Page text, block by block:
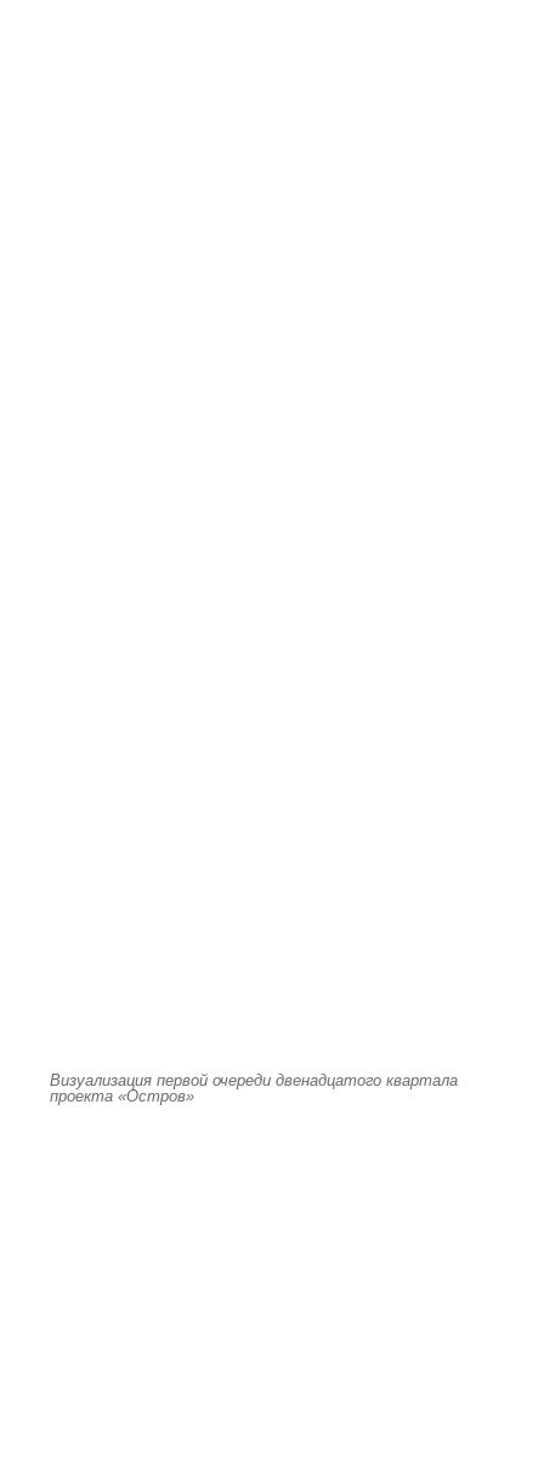
Визуализация первой очереди двенадцатого квартала
проекта «Остров»